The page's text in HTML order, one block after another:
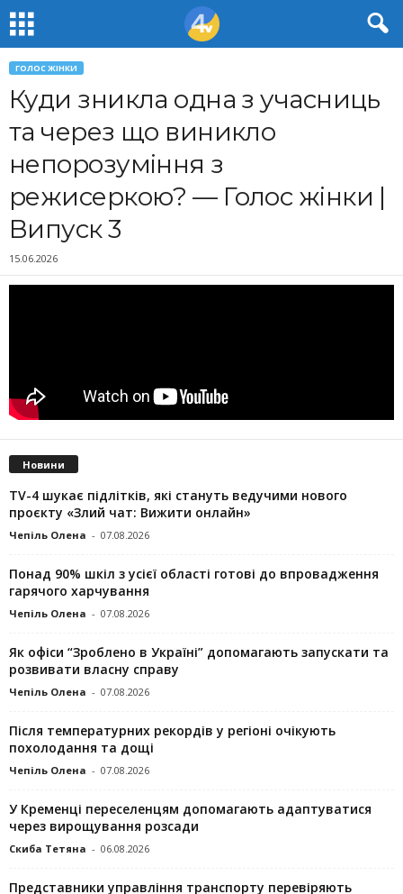
ГОЛОС ЖІНКИ
Куди зникла одна з учасниць
та через що виникло
непорозуміння з
режисеркою? — Голос жінки |
Випуск 3
15.06.2026
Новини
TV-4 шукає підлітків, які стануть ведучими нового
проєкту «Злий чат: Вижити онлайн»
Чепіль Олена - 07.08.2026
Понад 90% шкіл з усієї області готові до впровадження
гарячого харчування
Чепіль Олена - 07.08.2026
Як офіси “Зроблено в Україні” допомагають запускaти та
розвивати власну справу
Чепіль Олена - 07.08.2026
Після температурних рекордів у регіоні очікують
похолодання та дощі
Чепіль Олена - 07.08.2026
У Кременці переселенцям допомагають адаптуватися
через вирощування розсади
Скиба Тетяна - 06.08.2026
Представники управління транспорту перевіряють